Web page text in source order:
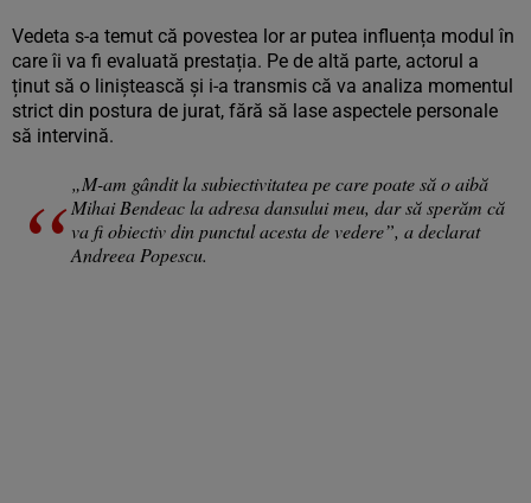
Vedeta s-a temut că povestea lor ar putea influența modul în
care îi va fi evaluată prestația. Pe de altă parte, actorul a
ținut să o liniștească și i-a transmis că va analiza momentul
strict din postura de jurat, fără să lase aspectele personale
să intervină.
„M-am gândit la subiectivitatea pe care poate să o aibă
Mihai Bendeac la adresa dansului meu, dar să sperăm că
va fi obiectiv din punctul acesta de vedere”, a declarat
Andreea Popescu.